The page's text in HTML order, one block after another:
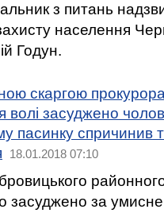
з питань
населення
Годун.
скаргою
волі засуджено
пасинку спричинив
18.01.2018 07:10
засуджено за